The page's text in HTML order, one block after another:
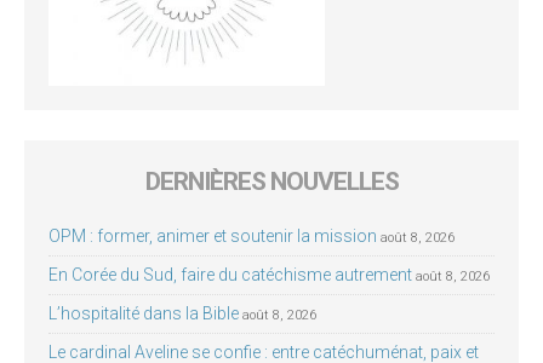
DERNIÈRES NOUVELLES
OPM : former, animer et soutenir la mission août 8, 2026
En Corée du Sud, faire du catéchisme autrement août 8, 2026
L’hospitalité dans la Bible août 8, 2026
Le cardinal Aveline se confie : entre catéchuménat, paix et